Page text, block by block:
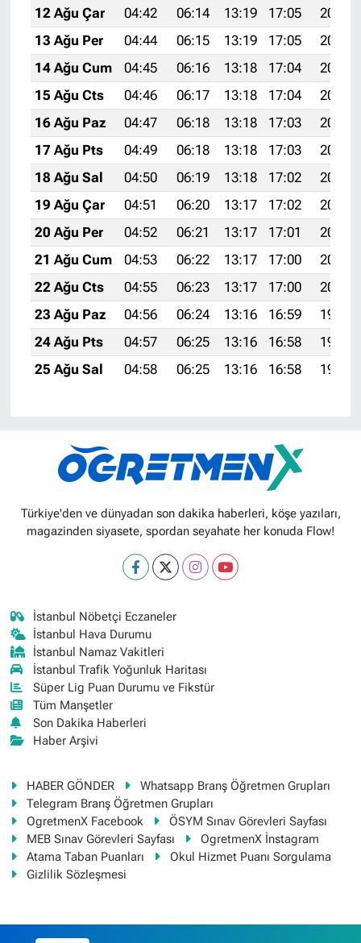
12 Ağu Çar
04:42 06:14 13:19 17:05
20:13
13 Ağu Per
04:44 06:15 13:19 17:05
20:12
14 Ağu Cum
04:45 06:16 13:18 17:04
20:11
15 Ağu Cts
04:46 06:17 13:18 17:04
20:10
16 Ağu Paz
04:47 06:18 13:18 17:03
20:08
17 Ağu Pts
04:49 06:18 13:18 17:03
20:07
18 Ağu Sal
04:50 06:19 13:18 17:02
20:06
19 Ağu Çar
04:51 06:20 13:17 17:02
20:05
20 Ağu Per
04:52 06:21 13:17 17:01
20:03
21 Ağu Cum
04:53 06:22 13:17 17:00
20:02
22 Ağu Cts
04:55 06:23 13:17 17:00
20:01
23 Ağu Paz
04:56 06:24 13:16 16:59
19:59
24 Ağu Pts
04:57 06:25 13:16 16:58
19:58
25 Ağu Sal
04:58 06:25 13:16 16:58 19:56
Türkiye'den ve dünyadan son dakika haberleri, köşe yazıları,
magazinden siyasete, spordan seyahate her konuda Flow!
İstanbul Nöbetçi Eczaneler
İstanbul Hava Durumu
İstanbul Namaz Vakitleri
İstanbul Trafik Yoğunluk Haritası
Süper Lig Puan Durumu ve Fikstür
Tüm Manşetler
Son Dakika Haberleri
Haber Arşivi
HABER GÖNDER
Whatsapp Branş Öğretmen Grupları
Telegram Branş Öğretmen Grupları
OgretmenX Facebook
ÖSYM Sınav Görevleri Sayfası
MEB Sınav Görevleri Sayfası
OgretmenX İnstagram
Atama Taban Puanları
Okul Hizmet Puanı Sorgulama
Gizlilik Sözleşmesi